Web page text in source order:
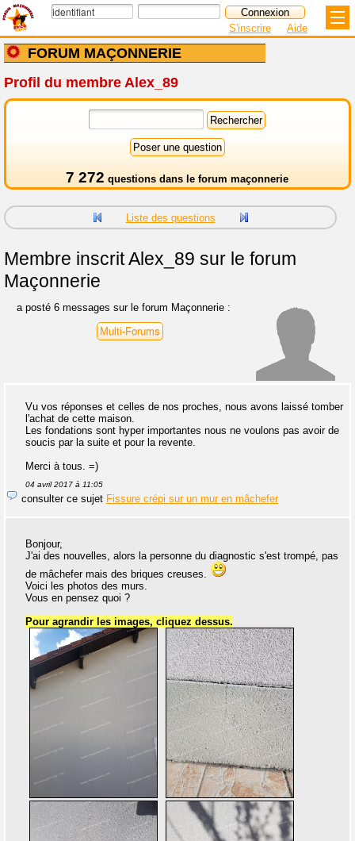
FORUM MAÇONNERIE
S'inscrire Aide
Profil du membre Alex_89
7 272 questions dans le forum maçonnerie
Liste des questions
Membre inscritAlex_89 sur le forum
Maçonnerie
a posté 6 messages sur le forum Maçonnerie :
Multi-Forums
Vu vos réponses et celles de nos proches, nous avons laissé tomber
l'achat de cette maison.
Les fondations sont hyper importantes nous ne voulons pas avoir de
soucis par la suite et pour la revente.
Merci à tous. =)
04 avril 2017 à 11:05
consulter ce sujet Fissure crépi sur un mur en mâchefer
Bonjour,
J'ai des nouvelles, alors la personne du diagnostic s'est trompé, pas
de mâchefer mais des briques creuses.
Voici les photos des murs.
Vous en pensez quoi ?
Pour agrandir les images, cliquez dessus.